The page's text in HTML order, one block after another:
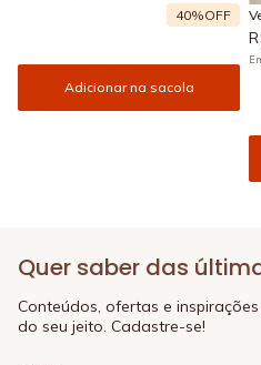
40%OFF
Adicionar na sacola
Quer saber das
Conteúdos, ofertas e
do seu jeito. Cadastre-se!